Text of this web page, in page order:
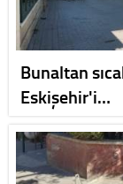
Bunaltan
Eskişehir'i…